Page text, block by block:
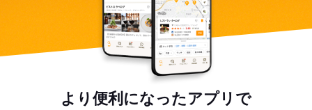
より便利になったアプリで